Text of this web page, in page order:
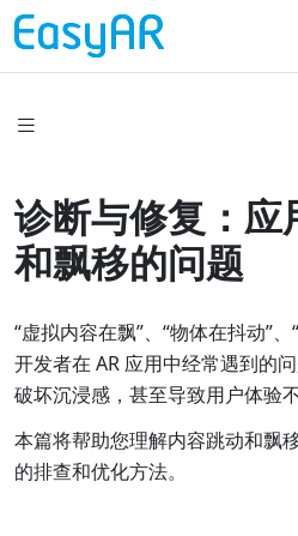
诊断与修复：应
和飘移的问题
“虚拟内容在飘”、“物体在抖动”
开发者在 AR 应用中经常遇到的
破坏沉浸感，甚至导致用户体验不
本篇将帮助您理解内容跳动和飘
的排查和优化方法。